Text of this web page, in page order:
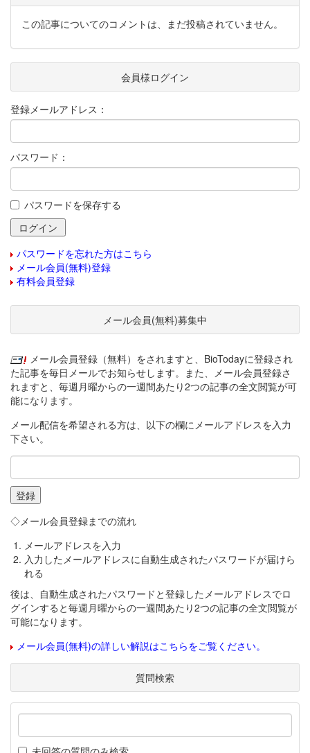
この記事についてのコメントは、まだ投稿されていません。
会員様ログイン
登録メールアドレス：
パスワード：
パスワードを保存する
パスワードを忘れた方はこちら
メール会員(無料)登録
有料会員登録
メール会員(無料)募集中
メール会員登録（無料）をされますと、BioTodayに登録され
た記事を毎日メールでお知らせします。また、メール会員登録さ
れますと、毎週月曜からの一週間あたり2つの記事の全文閲覧が可
能になります。
メール配信を希望される方は、以下の欄にメールアドレスを入力
下さい。
◇メール会員登録までの流れ
メールアドレスを入力
入力したメールアドレスに自動生成されたパスワードが届けら
れる
後は、自動生成されたパスワードと登録したメールアドレスでロ
グインすると毎週月曜からの一週間あたり2つの記事の全文閲覧が
可能になります。
メール会員(無料)の詳しい解説はこちらをご覧ください。
質問検索